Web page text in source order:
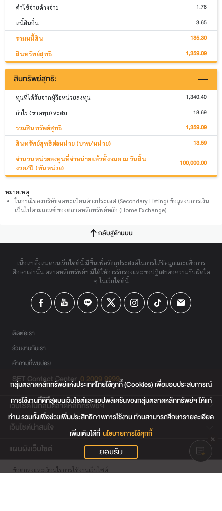
ค่าใช้จ่ายค้างจ่าย 1.76
หนี้สินอื่น 3.65
รวมหนี้สิน 185.30
สินทรัพย์สุทธิ 1,359.09
สินทรัพย์สุทธิ:
ทุนที่ได้รับจากผู้ถือหน่วยลงทุน 1,340.40
กำไร (ขาดทุน) สะสม 18.69
รวมสินทรัพย์สุทธิ 1,359.09
สินทรัพย์สุทธิต่อหน่วย (บาท/หน่วย) 13.59
จำนวนหน่วยลงทุนที่จำหน่ายแล้วทั้งหมด ณ วันสิ้น
งวด/ปี (พันหน่วย)
100,000.00
หมายเหตุ
ในกรณีของบริษัทจดทะเบียนต่างประเทศ (Secondary Listing) ข้อมูลงบการเงิน
เป็นไปตามเกณฑ์ของตลาดหลักทรัพย์หลัก (Home Exchange)
กลับสู่ด้านบน
เนื้อหาทั้งหมดบนเว็บไซต์นี้ มีขึ้นเพื่อวัตถุประสงค์ในการให้ข้อมูลและเพื่อการ
ศึกษาเท่านั้น ตลาดหลักทรัพย์ฯ มิได้ให้การรับรองและขอปฏิเสธต่อความรับผิดใด
ๆ ในเว็บไซต์นี้
ติดต่อเรา
ร่วมงานกับเรา
คำถามที่พบบ่อย
SET Contact Center 0 2009 9999
เว็บไซต์ในกลุ่มตลาดหลักทรัพย์ฯ
เว็บไซต์น่าสนใจ
แผนผังเว็บไซต์
ข้อตกลงและเงื่อนไขการใช้งานเว็บไซต์
กลุ่มตลาดหลักทรัพย์แห่งประเทศไทยใช้คุกกี้ (Cookies) เพื่อมอบประสบการณ์
การใช้งานที่ดีที่สุดบนเว็บไซต์และแอปพลิเคชันของกลุ่มตลาดหลักทรัพย์ฯ ให้แก่
ท่าน รวมทั้งเพื่อช่วยเพิ่มประสิทธิภาพการใช้งาน ท่านสามารถศึกษารายละเอียด
เพิ่มเติมได้ที่ นโยบายการใช้คุกกี้
ยอมรับ